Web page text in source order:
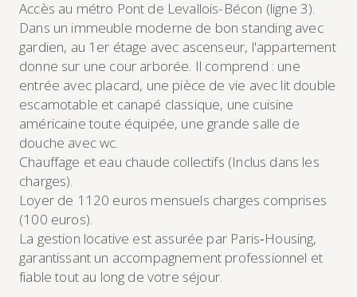
Accès au métro Pont de Levallois-Bécon (ligne 3).
Dans un immeuble moderne de bon standing avec
gardien, au 1er étage avec ascenseur, l'appartement
donne sur une cour arborée. Il comprend : une
entrée avec placard, une pièce de vie avec lit double
escamotable et canapé classique, une cuisine
américaine toute équipée, une grande salle de
douche avec wc.
Chauffage et eau chaude collectifs (Inclus dans les
charges).
Loyer de 1120 euros mensuels charges comprises
(100 euros).
La gestion locative est assurée par Paris‑Housing,
garantissant un accompagnement professionnel et
fiable tout au long de votre séjour.